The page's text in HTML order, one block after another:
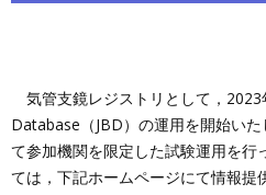
気管支鏡レジストリとして，
Database（JBD）の運用を開始い
て参加機関を限定した試験運用を行
ては，下記ホームページにて情報提